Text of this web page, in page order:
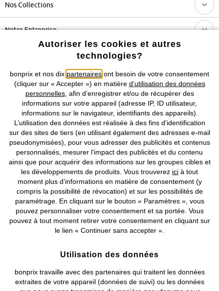
Nos Collections
Notre Entreprise
Retrouvez bonprix sur
Prix indiqués TVA comprise avec en susfrais de port & de service
CGV Données personnelles Paramètres des cookies
Mentions légales Résilier le contrat
2026 bonprix. Tous droits réservés.
Deutsch Français
Autoriser les cookies et autres
technologies?
bonprix et nos dix partenaires ont besoin de votre consentement
(cliquer sur « Accepter ») en matière d’utilisation des données
personnelles, afin d’enregistrer et/ou de récupérer des
informations sur votre appareil (adresse IP, ID utilisateur,
informations sur le navigateur, identifiants des appareils).
L’utilisation des données est réalisée à des fins d'identification
sur des sites de tiers (en utilisant également des adresses e-mail
pseudonymisées), pour vous adresser des publicités et contenus
personnalisés, mesurer l'impact des publicités et du contenu
ainsi que pour acquérir des informations sur les groupes cibles et
les développements de produits. Vous trouverez ici à tout
moment plus d’informations en matière de consentement (y
compris la possibilité de révocation) et sur les possibilités de
paramétrage. En cliquant sur le bouton « Paramètres », vous
pouvez personnaliser votre consentement et sa portée. Vous
pouvez à tout moment retirer votre consentement en cliquant sur
le lien « Continuer sans accepter ».
Utilisation des données
bonprix travaille avec des partenaires qui traitent les données
extraites de votre appareil (données de suivi) ou les données